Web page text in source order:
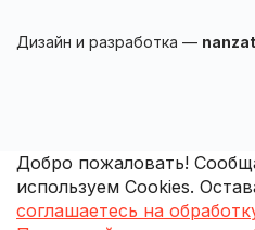
Дизайн и разработка —
Добро пожаловать!
используем Cookies.
соглашаетесь на